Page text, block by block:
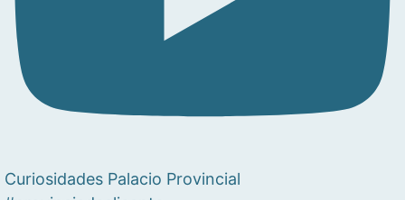
Curiosidades Palacio Provincial